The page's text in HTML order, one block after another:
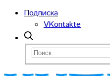
Подписка
VKontakte